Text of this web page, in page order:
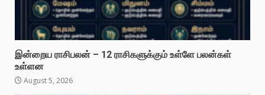
இன்றைய ராசிபலன் – 12 ராசிகளுக்கும் உள்ளே பலன்கள்
உள்ளன
August 5, 2026